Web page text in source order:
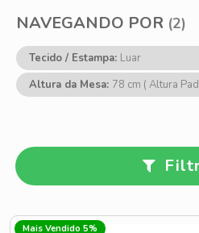
Mais Vendido 5%
NAVEGANDO POR
Tecido / Estampa Luar
Altura da Mesa 78 cm ( Altura